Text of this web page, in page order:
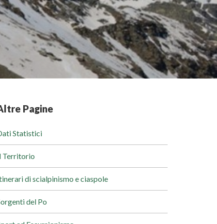
Pagine
Statistici
Territorio
di scialpinismo e ciaspole
del Po